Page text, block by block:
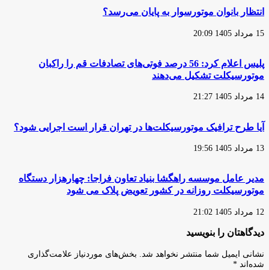
در
کیش
ارزیابی
انتظار بانوان موتورسوار به پایان می‌رسد؟
15 مرداد 1405 20:09
پلیس اعلام کرد: 56 درصد فوتی‌های تصادفات قم را راکبان
موتورسیکلت تشکیل می‌دهند
14 مرداد 1405 21:27
آیا طرح ترافیک موتورسیکلت‌ها در تهران قرار است اجرایی شود؟
13 مرداد 1405 19:56
مدیر عامل موسسه راهگشا بنیاد تعاون فراجا: چهارهزار دستگاه
موتورسیکلت روزانه در کشور تعویض پلاک می شود
12 مرداد 1405 21:02
دیدگاهتان را بنویسید
نشانی ایمیل شما منتشر نخواهد شد.
بخش‌های موردنیاز علامت‌گذاری
شده‌اند *